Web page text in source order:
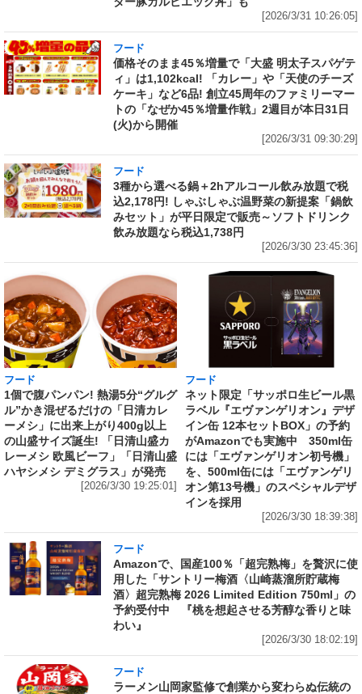
[2026/3/31 10:26:05]
フード
価格そのまま45％増量で「大盛 明太子スパゲテ
ィ」は1,102kcal! 「カレー」や「天使のチーズ
ケーキ」など6品! 創立45周年のファミリーマー
トの「なぜか45％増量作戦」2週目が本日31日
(火)から開催
[2026/3/31 09:30:29]
フード
3種から選べる鍋＋2hアルコール飲み放題で税
込2,178円! しゃぶしゃぶ温野菜の新提案「鍋飲
みセット」が平日限定で販売～ソフトドリンク
飲み放題なら税込1,738円
[2026/3/30 23:45:36]
フード
1個で腹パンパン! 熱湯5分“グルグ
ル”かき混ぜるだけの「日清カレ
ーメシ」に出来上がり400g以上
の山盛サイズ誕生! 「日清山盛カ
レーメシ 欧風ビーフ」「日清山盛
ハヤシメシ デミグラス」が発売
[2026/3/30 19:25:01]
フード
ネット限定「サッポロ生ビール黒
ラベル『エヴァンゲリオン』デザ
イン缶 12本セットBOX」の予約
がAmazonでも実施中 350ml缶
には「エヴァンゲリオン初号機」
を、500ml缶には「エヴァンゲリ
オン第13号機」のスペシャルデザ
インを採用
[2026/3/30 18:39:38]
フード
Amazonで、国産100％「超完熟梅」を贅沢に使
用した「サントリー梅酒〈山崎蒸溜所貯蔵梅
酒〉超完熟梅 2026 Limited Edition 750ml」の
予約受付中 『桃を想起させる芳醇な香りと味
わい』
[2026/3/30 18:02:19]
フード
ラーメン山岡家監修で創業から変わらぬ伝統の